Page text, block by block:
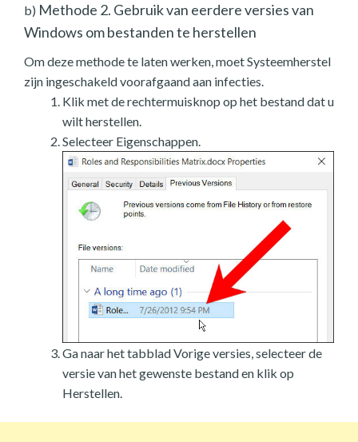
b) Methode 2. Gebruik van eerdere versies van
Windows om bestanden te herstellen
Om deze methode te laten werken, moet Systeemherstel
zijn ingeschakeld voorafgaand aan infecties.
Klik met de rechtermuisknop op het bestand dat u
wilt herstellen.
Selecteer Eigenschappen.
Ga naar het tabblad Vorige versies, selecteer de
versie van het gewenste bestand en klik op
Herstellen.